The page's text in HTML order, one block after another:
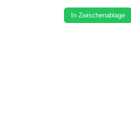
In Zwischenablage